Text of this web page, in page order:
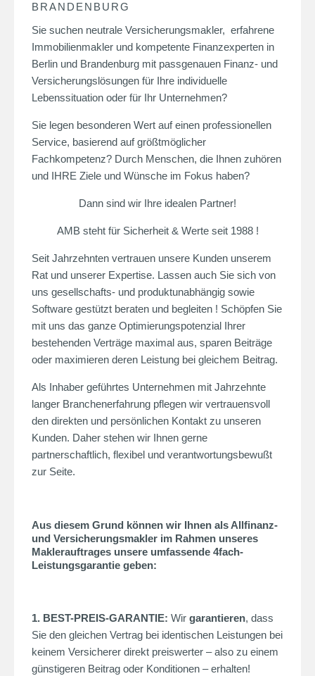
BRANDENBURG
Sie suchen neutrale Versicherungsmakler, erfahrene
Immobilienmakler und kompetente Finanzexperten in
Berlin und Brandenburg mit passgenauen Finanz- und
Versicherungslösungen für Ihre individuelle
Lebenssituation oder für Ihr Unternehmen?
Sie legen besonderen Wert auf einen professionellen
Service, basierend auf größtmöglicher
Fachkompetenz? Durch Menschen, die Ihnen zuhören
und IHRE Ziele und Wünsche im Fokus haben?
Dann sind wir Ihre idealen Partner!
AMB steht für Sicherheit & Werte seit 1988 !
Seit Jahrzehnten vertrauen unsere Kunden unserem
Rat und unserer Expertise. Lassen auch Sie sich von
uns gesellschafts- und produktunabhängig sowie
Software gestützt beraten und begleiten ! Schöpfen Sie
mit uns das ganze Optimierungspotenzial Ihrer
bestehenden Verträge maximal aus, sparen Beiträge
oder maximieren deren Leistung bei gleichem Beitrag.
Als Inhaber geführtes Unternehmen mit Jahrzehnte
langer Branchenerfahrung pflegen wir vertrauensvoll
den direkten und persönlichen Kontakt zu unseren
Kunden. Daher stehen wir Ihnen gerne
partnerschaftlich, flexibel und verantwortungsbewußt
zur Seite.
Aus diesem Grund können wir Ihnen als Allfinanz-
und Versicherungsmakler im Rahmen unseres
Maklerauftrages unsere umfassende 4fach-
Leistungsgarantie geben:
1. BEST-PREIS-GARANTIE: Wir garantieren, dass
Sie den gleichen Vertrag bei identischen Leistungen bei
keinem Versicherer direkt preiswerter – also zu einem
günstigeren Beitrag oder Konditionen – erhalten!